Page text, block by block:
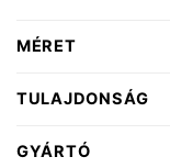
MÉRET
TULAJDONSÁG
GYÁRTÓ